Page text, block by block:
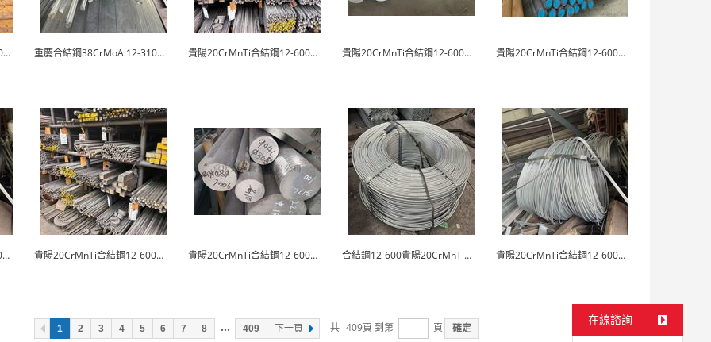
重慶38CrMoAl合結鋼12-310耐用可靠 重慶合結鋼38CrMoAl12-310規格齊全 貴陽20CrMnTi合結鋼12-600規格多樣 貴陽20CrMnTi合結鋼12-600現貨庫存 貴陽20CrMnTi合結鋼12-600廠家直供
貴陽20CrMnTi合結鋼12-600品質保障 貴陽20CrMnTi合結鋼12-600專業生產 貴陽20CrMnTi合結鋼12-600規格齊全 合結鋼12-600貴陽20CrMnTi直營廠家 貴陽20CrMnTi合結鋼12-600按需生產
1 2 3 4 5 6 7 8 ... 409 下一頁 共 409頁 到第 頁 確定
在線諮詢